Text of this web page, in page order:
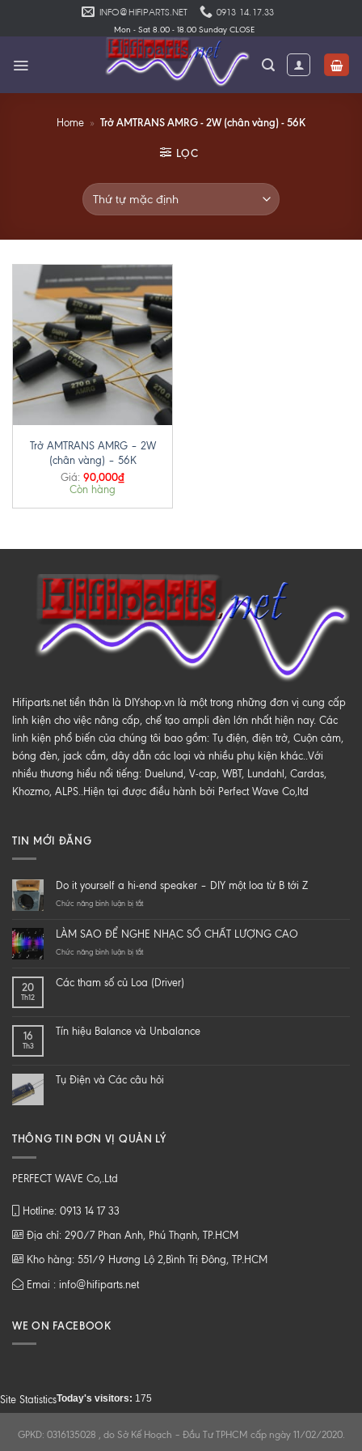
INFO@HIFIPARTS.NET 0913 14.17.33
Mon - Sat 8.00 - 18.00 Sunday CLOSE
Home » Trở AMTRANS AMRG - 2W (chân vàng) - 56K
LỌC
Trở AMTRANS AMRG – 2W
(chân vàng) – 56K
Giá: 90,000₫
Còn hàng
Hifiparts.net tiền thân là DIYshop.vn là một trong những đơn vị cung cấp
linh kiện cho việc nâng cấp, chế tạo ampli đèn lớn nhất hiện nay. Các
linh kiện phổ biến của chúng tôi bao gồm: Tụ điện, điện trở, Cuộn cảm,
bóng đèn, jack cắm, dây dẫn các loại và nhiều phụ kiện khác..Với
nhiều thương hiểu nổi tiếng: Duelund, V-cap, WBT, Lundahl, Cardas,
Khozmo, ALPS..Hiện tại được điều hành bởi Perfect Wave Co,ltd
TIN MỚI ĐĂNG
Do it yourself a hi-end speaker – DIY một loa từ B tới Z
Chức năng bình luận bị tắtở
yourself
a
speaker
loa
Z
LÀM SAO ĐỂ NGHE NHẠC SỐ CHẤT LƯỢNG CAO
Chức năng bình luận bị tắtở
ĐỂ
CHẤT
20
Th12
Các tham số củ Loa (Driver)
16
Th3
Tín hiệu Balance và Unbalance
Tụ Điện và Các câu hỏi
THÔNG TIN ĐƠN VỊ QUẢN LÝ
PERFECT WAVE Co,.Ltd
Hotline: 0913 14 17 33
Địa chỉ: 290/7 Phan Anh, Phú Thạnh, TP.HCM
Kho hàng: 551/9 Hương Lộ 2,Bình Trị Đông, TP.HCM
Emai : info@hifiparts.net
WE ON FACEBOOK
Site StatisticsToday's visitors: 175
GPKD: 0316135028 , do Sở Kế Hoạch – Đầu Tư TPHCM cấp ngày 11/02/2020.